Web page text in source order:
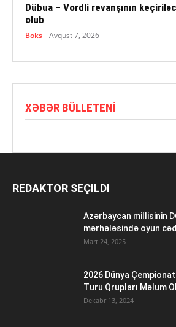
Dübua – Vordli revanşının
olub
Boks Avqust 7, 2026
XƏBƏR BÜLLETENI
REDAKTOR SEÇILDI
Azərbaycan millisinin
mərhələsində oyun
Mart 24, 2025
2026 Dünya
Turu Qrupları Məlum
Dekabr 13, 2024